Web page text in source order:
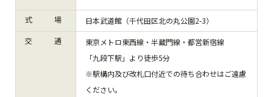
式 場
日本武道館（千代田区北の丸公園2-3）
交 通
東京メトロ東西線・半蔵門線・都営新宿線
「九段下駅」より徒歩5分
※駅構内及び改札口付近での待ち合わせはご遠慮
ください。